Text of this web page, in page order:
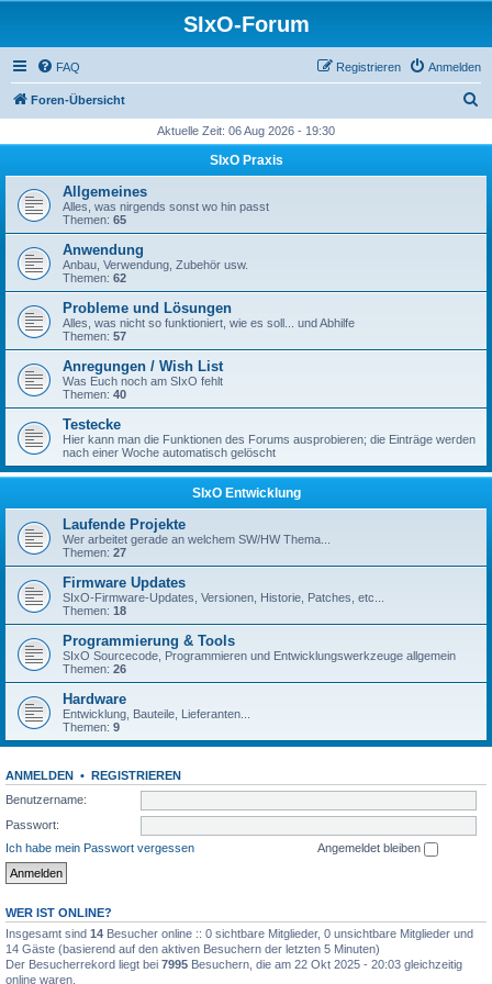
SIxO-Forum
FAQ Anmelden
Registrieren
Foren-Übersicht
h
Aktuelle Zeit: 06 Aug 2026 - 19:30
SIxO Praxis
Allgemeines
Alles, was nirgends sonst wo hin passt
Themen: 65
Anwendung
Anbau, Verwendung, Zubehör usw.
Themen: 62
Probleme und Lösungen
Alles, was nicht so funktioniert, wie es soll... und Abhilfe
Themen: 57
Anregungen / Wish List
Was Euch noch am SIxO fehlt
Themen: 40
Testecke
Hier kann man die Funktionen des Forums ausprobieren; die Einträge werden
nach einer Woche automatisch gelöscht
SIxO Entwicklung
Laufende Projekte
Wer arbeitet gerade an welchem SW/HW Thema...
Themen: 27
Firmware Updates
SIxO-Firmware-Updates, Versionen, Historie, Patches, etc...
Themen: 18
Programmierung & Tools
SIxO Sourcecode, Programmieren und Entwicklungswerkzeuge allgemein
Themen: 26
Hardware
Entwicklung, Bauteile, Lieferanten...
Themen: 9
ANMELDEN • REGISTRIEREN
Benutzername:
Passwort:
Ich habe mein Passwort vergessen
Angemeldet bleiben
WER IST ONLINE?
Insgesamt sind 14 Besucher online :: 0 sichtbare Mitglieder, 0 unsichtbare Mitglieder und
14 Gäste (basierend auf den aktiven Besuchern der letzten 5 Minuten)
Der Besucherrekord liegt bei 7995 Besuchern, die am 22 Okt 2025 - 20:03 gleichzeitig
online waren.